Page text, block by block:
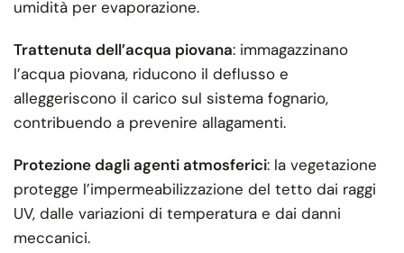
umidità per evaporazione.
Trattenuta dell’acqua piovana: immagazzinano
l’acqua piovana, riducono il deflusso e
alleggeriscono il carico sul sistema fognario,
contribuendo a prevenire allagamenti.
Protezione dagli agenti atmosferici: la vegetazione
protegge l’impermeabilizzazione del tetto dai raggi
UV, dalle variazioni di temperatura e dai danni
meccanici.